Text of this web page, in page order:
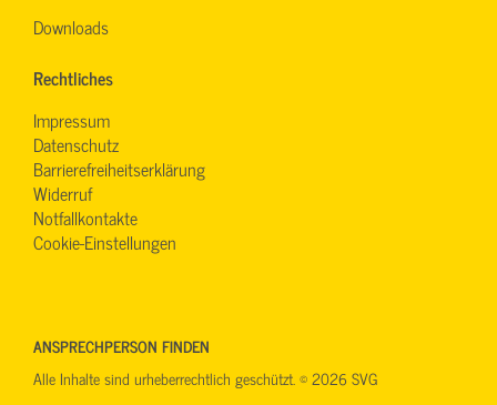
Downloads
Rechtliches
Impressum
Datenschutz
Barrierefreiheitserklärung
Widerruf
Notfallkontakte
Cookie-Einstellungen
ANSPRECHPERSON FINDEN
Alle Inhalte sind urheberrechtlich geschützt. © 2026 SVG